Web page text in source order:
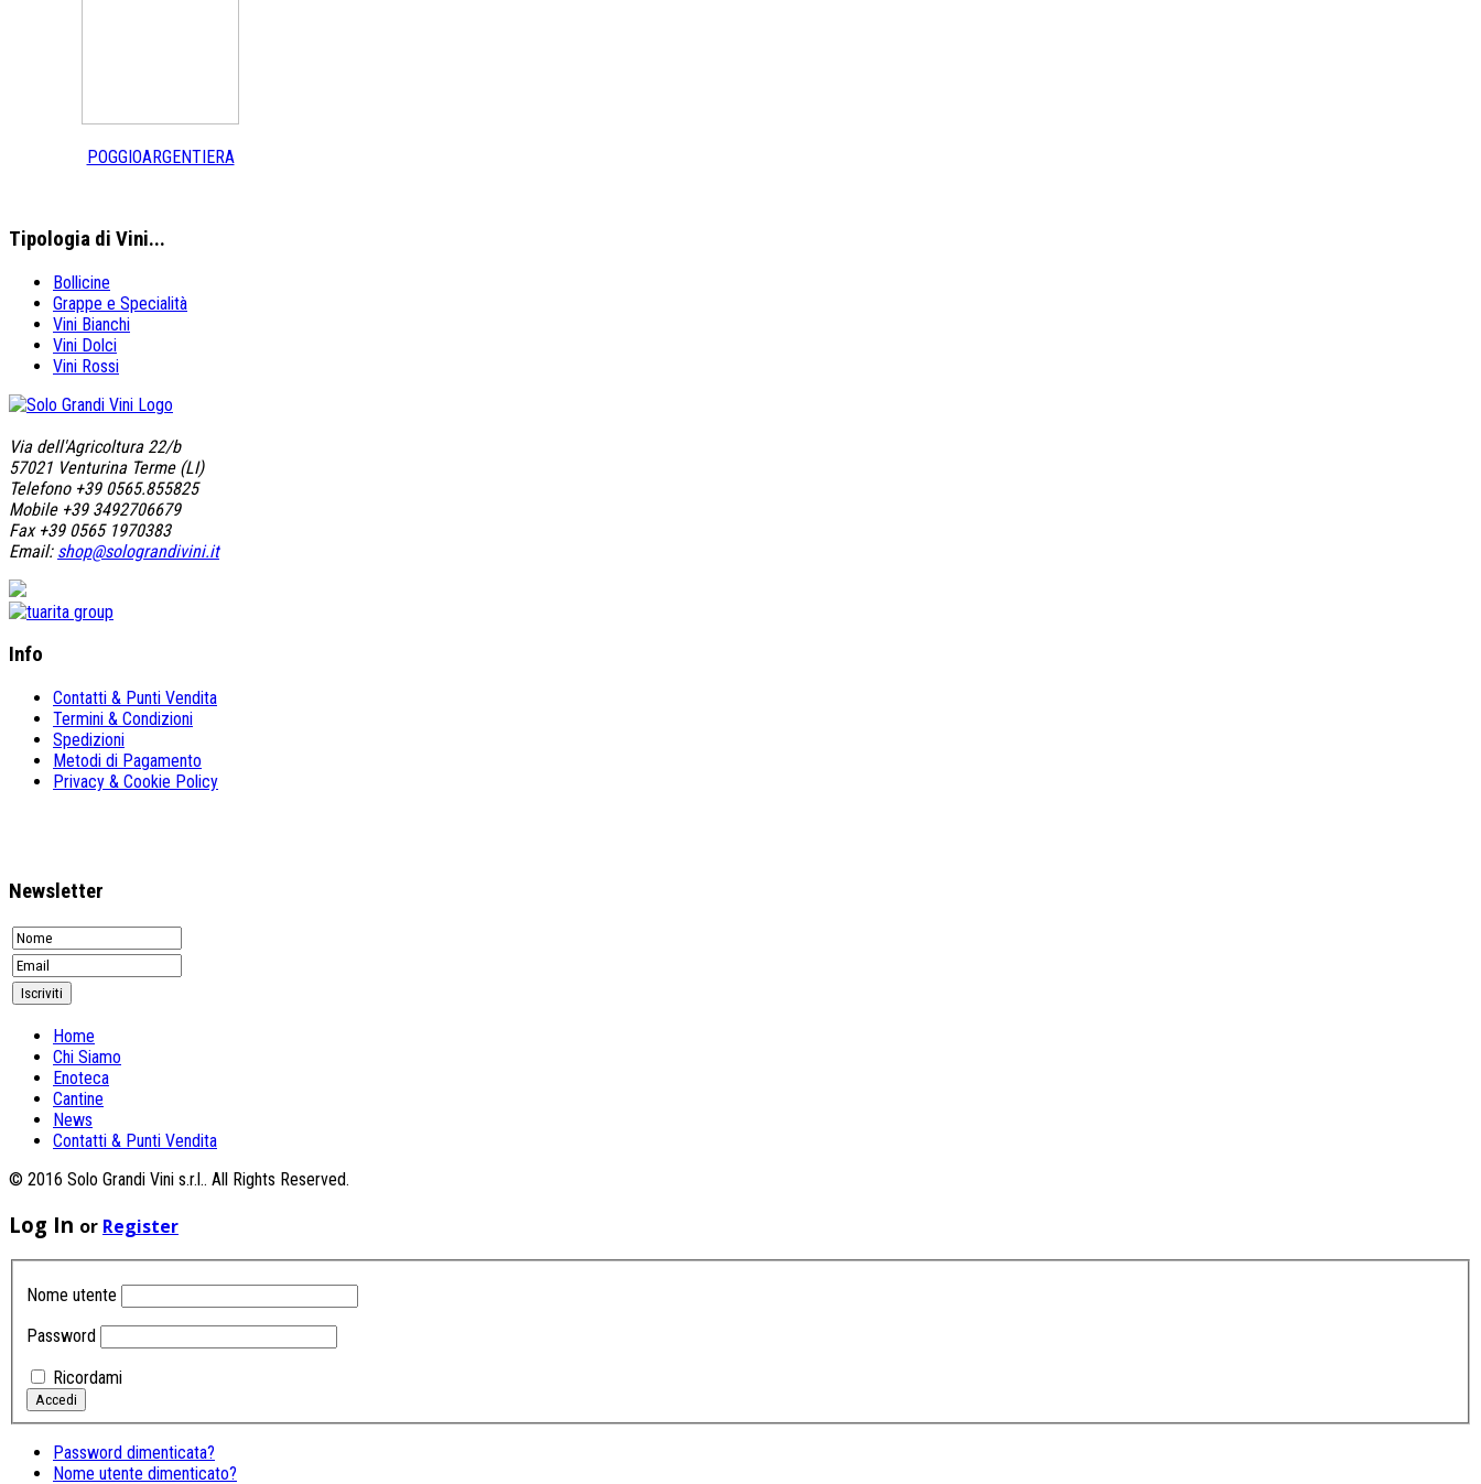
POGGIOARGENTIERA
Tipologia di Vini...
Bollicine
Grappe e Specialità
Vini Bianchi
Vini Dolci
Vini Rossi
Via dell'Agricoltura 22/b
57021 Venturina Terme (LI)
Telefono +39 0565.855825
Mobile +39 3492706679
Fax +39 0565 1970383
Email: shop@solograndivini.it
Info
Contatti & Punti Vendita
Termini & Condizioni
Spedizioni
Metodi di Pagamento
Privacy & Cookie Policy
Newsletter
Home
Chi Siamo
Enoteca
Cantine
News
Contatti & Punti Vendita
© 2016 Solo Grandi Vini s.r.l.. All Rights Reserved.
Log In or Register
Nome utente
Password
Ricordami
Password dimenticata?
Nome utente dimenticato?